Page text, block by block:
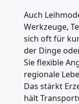
Auch
Werkzeuge,
sich oft für
der Dinge
Sie flexible
regionale
Das stärkt
hält